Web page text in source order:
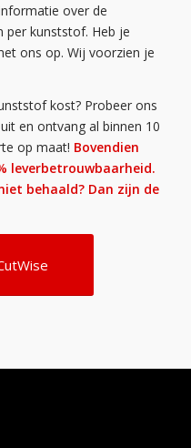
over de
per kunststof. Heb je
ons op. Wij voorzien je
kost? Probeer ons
en ontvang al binnen 10
op maat! Bovendien
leverbetrouwbaarheid.
behaald? Dan zijn de